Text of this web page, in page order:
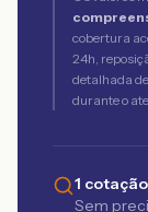
cobertura
24h,
detalhada
durante o
1
Sem